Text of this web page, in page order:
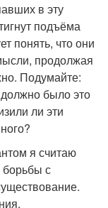
в эту
подъёма
понять, что они
продолжая
Подумайте:
было это
ли эти
я считаю
борьбы с